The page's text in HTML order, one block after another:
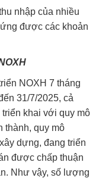
nhập của nhiều
được các khoản
NOXH 7 tháng
31/7/2025, cả
khai với quy mô
thành, quy mô
dựng, đang triển
được chấp thuận
Như vậy, số lượng